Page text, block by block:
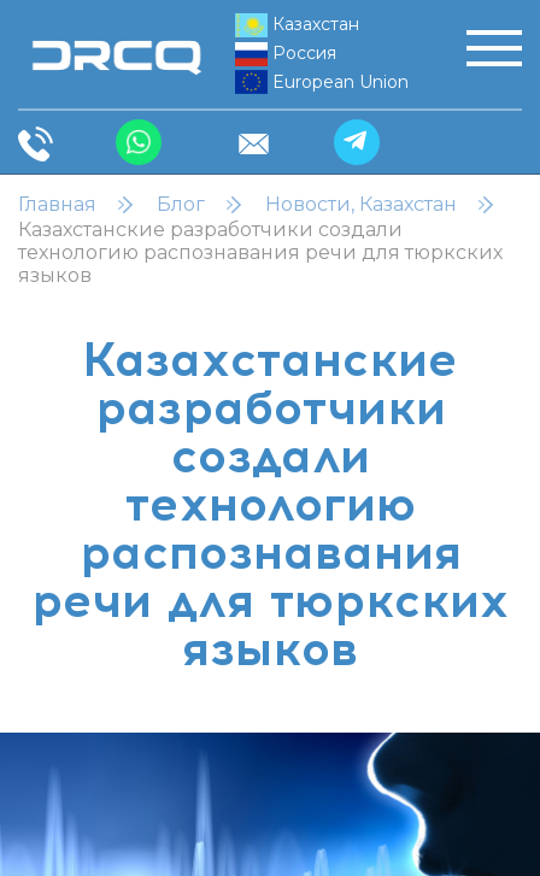
Казахстан
Россия
European Union
Главная Блог
Новости, Казахстан
Казахстанские разработчики создали
технологию распознавания речи для тюркских
языков
Казахстанские
разработчики
создали
технологию
распознавания
речи для тюркских
языков